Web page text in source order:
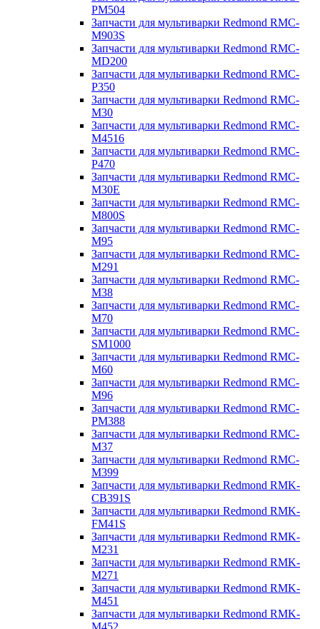
PM504
Запчасти для мультиварки Redmond RMC-
M903S
Запчасти для мультиварки Redmond RMC-
MD200
Запчасти для мультиварки Redmond RMC-
P350
Запчасти для мультиварки Redmond RMC-
M30
Запчасти для мультиварки Redmond RMC-
M4516
Запчасти для мультиварки Redmond RMC-
P470
Запчасти для мультиварки Redmond RMC-
M30E
Запчасти для мультиварки Redmond RMC-
M800S
Запчасти для мультиварки Redmond RMC-
M95
Запчасти для мультиварки Redmond RMC-
M291
Запчасти для мультиварки Redmond RMC-
M38
Запчасти для мультиварки Redmond RMC-
M70
Запчасти для мультиварки Redmond RMC-
SM1000
Запчасти для мультиварки Redmond RMC-
M60
Запчасти для мультиварки Redmond RMC-
M96
Запчасти для мультиварки Redmond RMC-
PM388
Запчасти для мультиварки Redmond RMC-
M37
Запчасти для мультиварки Redmond RMC-
M399
Запчасти для мультиварки Redmond RMK-
CB391S
Запчасти для мультиварки Redmond RMK-
FM41S
Запчасти для мультиварки Redmond RMK-
M231
Запчасти для мультиварки Redmond RMK-
M271
Запчасти для мультиварки Redmond RMK-
M451
Запчасти для мультиварки Redmond RMK-